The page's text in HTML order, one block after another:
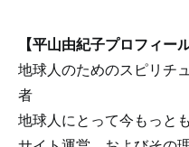
【平山由紀子プロフィール
地球人のためのスピリチ
者
地球人にとって今もっと